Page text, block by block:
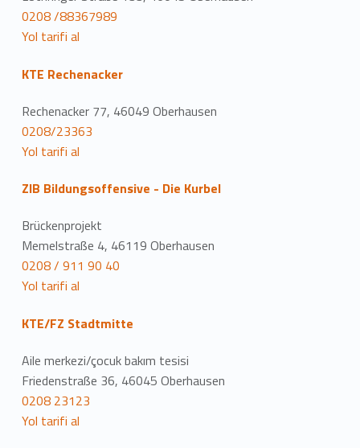
0208 /88367989
Yol tarifi al
KTE Rechenacker
Rechenacker 77, 46049 Oberhausen
0208/23363
Yol tarifi al
ZIB Bildungsoffensive - Die Kurbel
Brückenprojekt
Memelstraße 4, 46119 Oberhausen
0208 / 911 90 40
Yol tarifi al
KTE/FZ Stadtmitte
Aile merkezi/çocuk bakım tesisi
Friedenstraße 36, 46045 Oberhausen
0208 23123
Yol tarifi al